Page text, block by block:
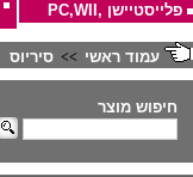
פלייסטיישן ,PC,WII
עמוד ראשי >> סיריוס
חיפוש מוצר